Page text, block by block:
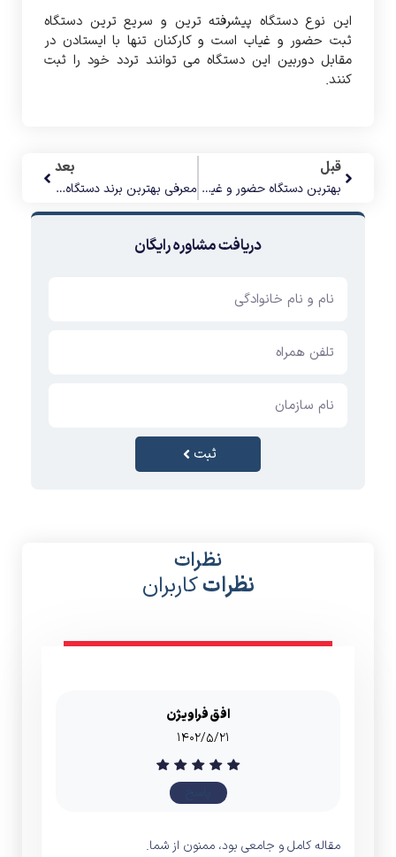
این نوع دستگاه پیشرفته ترین و سریع ترین دستگاه
ثبت حضور و غیاب است و کارکنان تنها با ایستادن در
مقابل دوربین این دستگاه می توانند تردد خود را ثبت
کنند.
قبل
بهترین دستگاه حضور و غیاب اثر انگشتی 2023
بعد
معرفی بهترین برند دستگاه حضور و غیاب 2024 (به همراه مدل آن)
دریافت مشاوره رایگان
ثبت
نظرات
نظراتکاربران
افق فراویژن
۱۴۰۲/۵/۲۱
مقاله کامل و جامعی بود، ممنون از شما.